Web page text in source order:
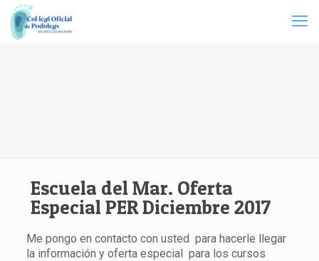
Escuela del Mar. Oferta
Especial PER Diciembre 2017
Me pongo en contacto con usted para hacerle llegar
la información y oferta especial para los cursos